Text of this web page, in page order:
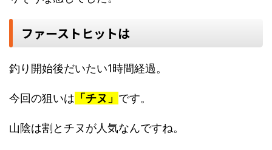
ファーストヒットは
釣り開始後だいたい1時間経過。
今回の狙いは 「チヌ」 です。
山陰は割とチヌが人気なんですね。